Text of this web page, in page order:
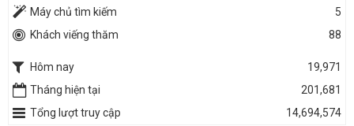
Máy chủ tìm kiếm
5
Khách viếng thăm
88
Hôm nay
19,971
Tháng hiện tại
201,681
Tổng lượt truy cập
14,694,574